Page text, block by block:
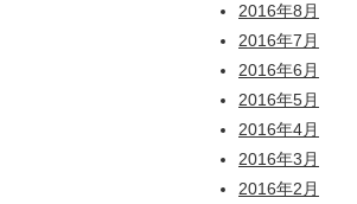
2016年8月
2016年7月
2016年6月
2016年5月
2016年4月
2016年3月
2016年2月